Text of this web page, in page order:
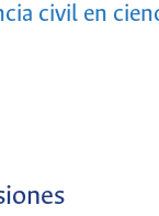
civil en